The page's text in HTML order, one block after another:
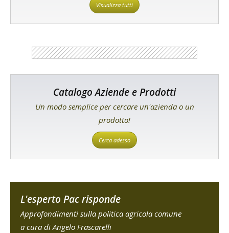
Visualizza tutti
Catalogo Aziende e Prodotti
Un modo semplice per cercare un'azienda o un
prodotto!
Cerca adesso
L'esperto Pac risponde
Approfondimenti sulla politica agricola comune
a cura di Angelo Frascarelli